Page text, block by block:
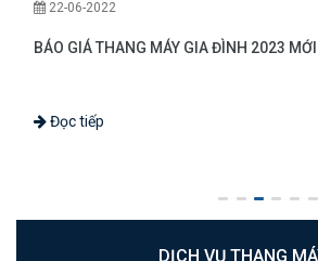
22-06-2022
BÁO GIÁ THANG MÁY GIA ĐÌNH 2023
Đọc tiếp
DỊCH VỤ THANG